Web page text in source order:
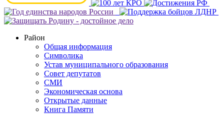
Район
Общая информация
Символика
Устав муниципального образования
Совет депутатов
СМИ
Экономическая основа
Открытые данные
Книга Памяти